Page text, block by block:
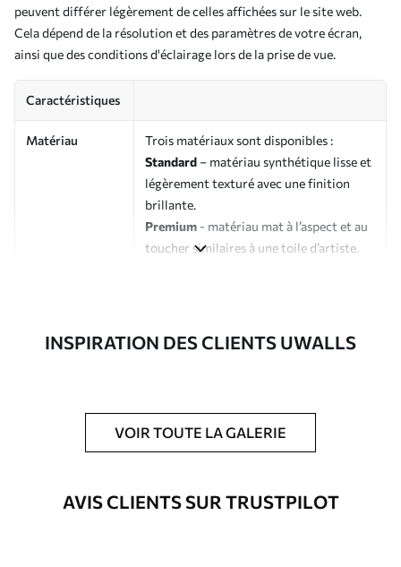
peuvent différer légèrement de celles affichées sur le site web.
Cela dépend de la résolution et des paramètres de votre écran,
ainsi que des conditions d'éclairage lors de la prise de vue.
Caractéristiques
Matériau
Trois matériaux sont disponibles :
Standard – matériau synthétique lisse et
légèrement texturé avec une finition
brillante.
Premium - matériau mat à l’aspect et au
toucher similaires à une toile d’artiste.
Possibilité d'ajouter un vernis
protecteur pour renforcer la durabilité
du tableau.
Matériaux disponibles
INSPIRATION DES CLIENTS UWALLS
VOIR TOUTE LA GALERIE
AVIS CLIENTS SUR TRUSTPILOT